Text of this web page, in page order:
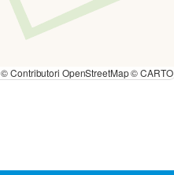
© Contributori OpenStreetMap © CARTO